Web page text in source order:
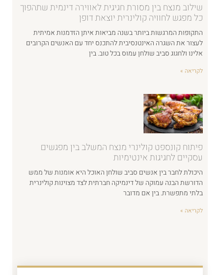
שילוב מנצח בין מסורת חגיגית לאווירה דינמית שתהפוך
כל מפגש לחוויה קולינרית יוצאת דופן
התקופות המרגשות ביותר בשנה מביאות איתן הזדמנות אמיתית
לעצור את השגרה האינטנסיבית להתכנס יחד עם האנשים הקרובים
אלינו ולחגוג סביב שולחן עמוס בכל טוב. בין
לקריאה »
פיתוח קונספט קולינרי מנצח המשלב בין מפגשים
עסקיים לחגיגות אינטימיות
היכולת לחבר בין אנשים סביב שולחן האוכל היא אומנות של ממש
הדורשת הבנה עמוקה של דינמיקה חברתית לצד מצוינות קולינרית
בלתי מתפשרת. בין אם מדובר
לקריאה »